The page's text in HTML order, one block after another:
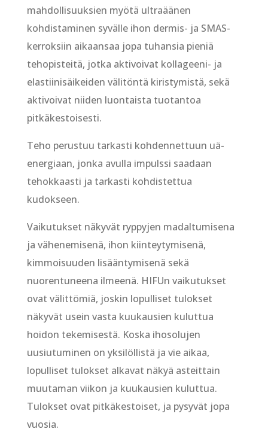
mahdollisuuksien myötä ultraäänen
kohdistaminen syvälle ihon dermis- ja SMAS-
kerroksiin aikaansaa jopa tuhansia pieniä
tehopisteitä, jotka aktivoivat kollageeni- ja
elastiinisäikeiden välitöntä kiristymistä, sekä
aktivoivat niiden luontaista tuotantoa
pitkäkestoisesti.
Teho perustuu tarkasti kohdennettuun uä-
energiaan, jonka avulla impulssi saadaan
tehokkaasti ja tarkasti kohdistettua
kudokseen.
Vaikutukset näkyvät ryppyjen madaltumisena
ja vähenemisenä, ihon kiinteytymisenä,
kimmoisuuden lisääntymisenä sekä
nuorentuneena ilmeenä. HIFUn vaikutukset
ovat välittömiä, joskin lopulliset tulokset
näkyvät usein vasta kuukausien kuluttua
hoidon tekemisestä. Koska ihosolujen
uusiutuminen on yksilöllistä ja vie aikaa,
lopulliset tulokset alkavat näkyä asteittain
muutaman viikon ja kuukausien kuluttua.
Tulokset ovat pitkäkestoiset, ja pysyvät jopa
vuosia.